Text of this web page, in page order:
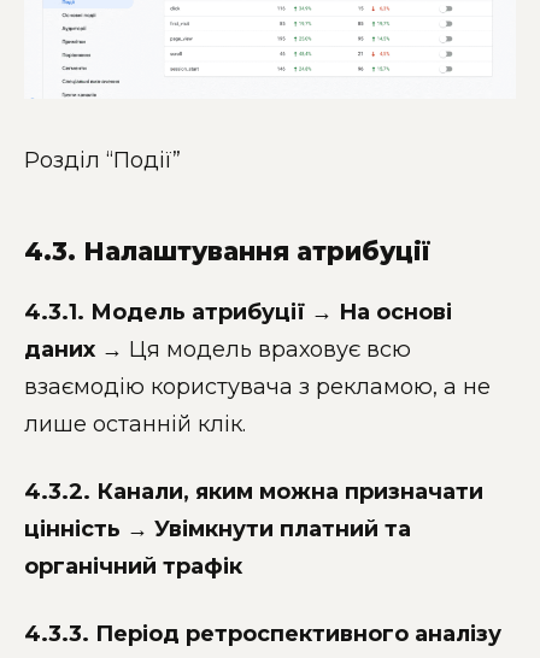
Розділ “Події”
4.3. Налаштування атрибуції
4.3.1. Модель атрибуції → На основі
даних → Ця модель враховує всю
взаємодію користувача з рекламою, а не
лише останній клік.
4.3.2. Канали, яким можна призначати
цінність → Увімкнути платний та
органічний трафік
4.3.3. Період ретроспективного аналізу